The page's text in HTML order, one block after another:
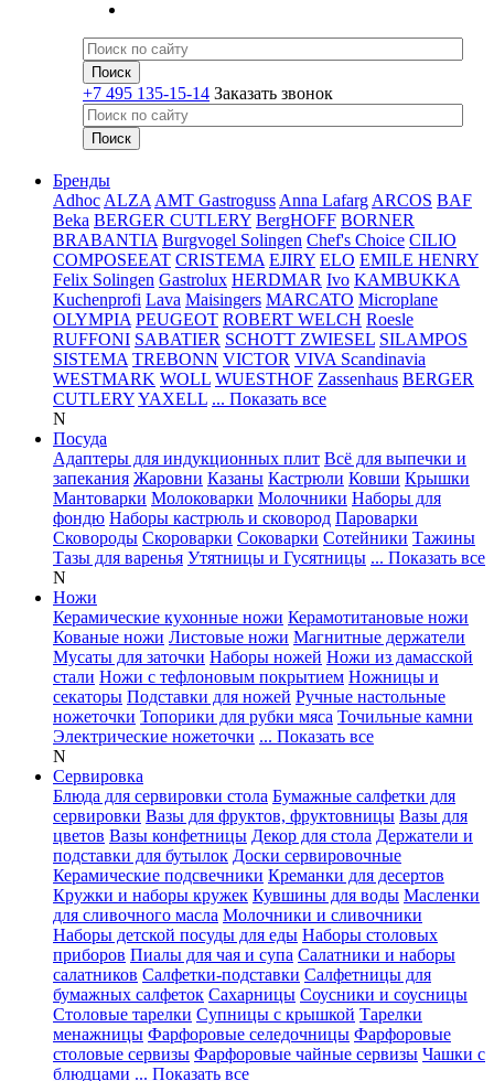
+7 495 135-15-14 Заказать звонок
Бренды
Adhoc ALZA AMT Gastroguss Anna Lafarg ARCOS BAF
Beka BERGER CUTLERY BergHOFF BORNER
BRABANTIA Burgvogel Solingen Chef's Choice CILIO
COMPOSEEAT CRISTEMA EJIRY ELO EMILE HENRY
Felix Solingen Gastrolux HERDMAR Ivo KAMBUKKA
Kuchenprofi Lava Maisingers MARCATO Microplane
OLYMPIA PEUGEOT ROBERT WELCH Roesle
RUFFONI SABATIER SCHOTT ZWIESEL SILAMPOS
SISTEMA TREBONN VICTOR VIVA Scandinavia
WESTMARK WOLL WUESTHOF Zassenhaus BERGER
CUTLERYYAXELL ... Показать все
N
Посуда
Адаптеры для индукционных плит Всё для выпечки и
запекания Жаровни Казаны Кастрюли Ковши Крышки
Мантоварки Молоковарки Молочники Наборы для
фондю Наборы кастрюль и сковород Пароварки
Сковороды Скороварки Соковарки Сотейники Тажины
Тазы для варенья Утятницы и Гусятницы ... Показать все
N
Ножи
Керамические кухонные ножи Керамотитановые ножи
Кованые ножи Листовые ножи Магнитные держатели
Мусаты для заточки Наборы ножей Ножи из дамасской
стали Ножи с тефлоновым покрытием Ножницы и
секаторы Подставки для ножей Ручные настольные
ножеточки Топорики для рубки мяса Точильные камни
Электрические ножеточки ... Показать все
N
Сервировка
Блюда для сервировки стола Бумажные салфетки для
сервировки Вазы для фруктов, фруктовницы Вазы для
цветов Вазы конфетницы Декор для стола Держатели и
подставки для бутылок Доски сервировочные
Керамические подсвечники Креманки для десертов
Кружки и наборы кружек Кувшины для воды Масленки
для сливочного масла Молочники и сливочники
Наборы детской посуды для еды Наборы столовых
приборов Пиалы для чая и супа Салатники и наборы
салатников Салфетки-подставки Салфетницы для
бумажных салфеток Сахарницы Соусники и соусницы
Столовые тарелки Супницы с крышкой Тарелки
менажницы Фарфоровые селедочницы Фарфоровые
столовые сервизы Фарфоровые чайные сервизы Чашки с
блюдцами ... Показать все